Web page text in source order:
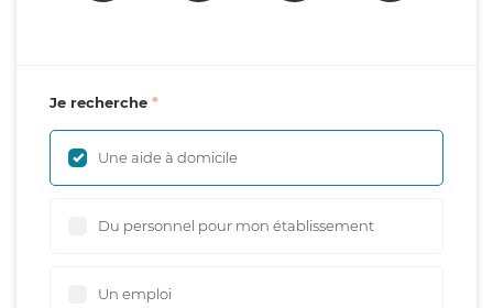
Je recherche
Une aide à domicile
Du personnel pour mon établissement
Un emploi